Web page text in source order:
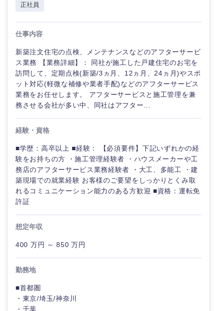
正社員
仕事内容
新築注文住宅の点検、メンテナンスなどのアフターサービ
ス業務 【業務詳細】： 同社が施工した戸建住宅のお宅を
訪問して、定期点検(新築/3ヵ月、12ヵ月、24ヵ月)やスポ
ット対応(軽微な補修や業者手配)などのアフターサービス
業務をお任せします。 アフターサービスと施工管理を兼
務させる会社が多い中、同社はアフター...
経験・資格
■学歴：高卒以上 ■経験： 【必須要件】下記いずれかの経
験をお持ちの方 ・施工管理経験者 ・ハウスメーカーや工
務店のアフターサービス業務経験者 ・大工、多能工 ・建
築現場での就業経験 お客様のご要望をしっかりとくみ取
れるコミュニケーション能力のある方歓迎 ■資格：運転免
許証
想定年収
400 万円 ～ 850 万円
勤務地
■首都圏
・東京/埼玉/神奈川
・千葉